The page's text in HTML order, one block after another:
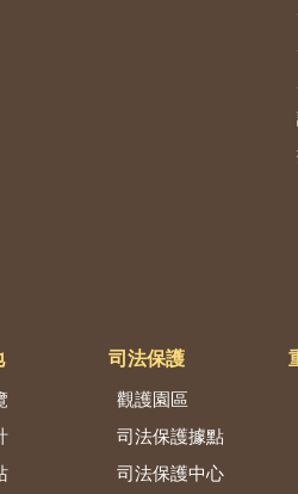
司法保護
觀護園區
司法保護據點
司法保護中心